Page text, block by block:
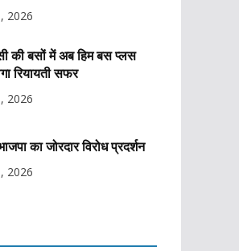
2026
की बसों में अब हिम बस प्लस
रियायती सफर
2026
का जोरदार विरोध प्रदर्शन
2026